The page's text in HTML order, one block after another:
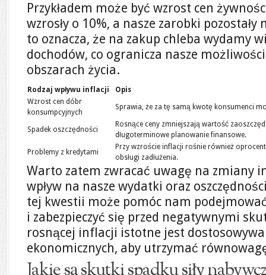
Przykładem może być wzrost cen
wzrosły o 10%, a nasze zarobki
to oznacza, że na zakup chleba wydamy
dochodów, co ogranicza nasze
obszarach życia.
Rodzaj wpływu inflacji
Opis
Wzrost cen dóbr
konsumpcyjnych
Sprawia, że za tę samą kwotę konsumenci
Spadek oszczędności
Rosnące ceny zmniejszają wartość
długoterminowe planowanie finansowe.
Problemy z kredytami
Przy wzroście inflacji rośnie również
obsługi zadłużenia.
Warto zatem zwracać uwagę na zmiany
wpływ na nasze wydatki oraz
tej kwestii może pomóc nam
i zabezpieczyć się przed negatywnymi
rosnącej inflacji istotne jest
ekonomicznych, aby utrzymać